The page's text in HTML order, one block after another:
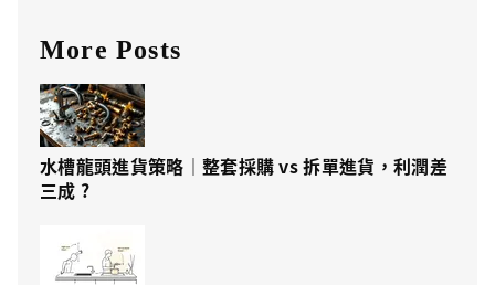
More Posts
水槽龍頭進貨策略｜整套採購 vs 拆單進貨，利潤差
三成 ?